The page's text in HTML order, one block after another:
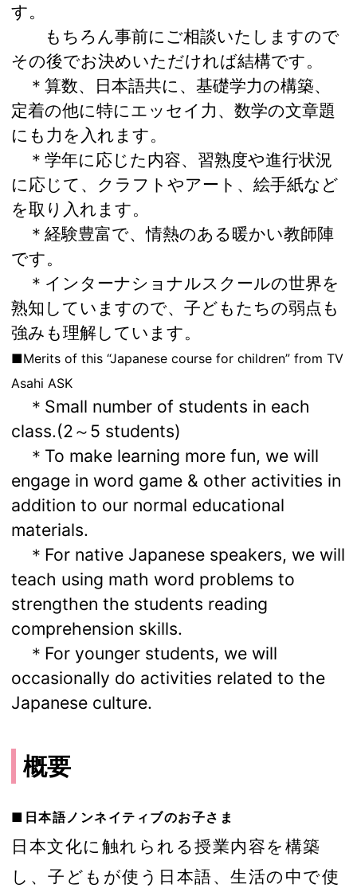
す。
もちろん事前にご相談いたしますので
その後でお決めいただければ結構です。
＊算数、日本語共に、基礎学力の構築、
定着の他に特にエッセイ力、数学の文章題
にも力を入れます。
＊学年に応じた内容、習熟度や進行状況
に応じて、クラフトやアート、絵手紙など
を取り入れます。
＊経験豊富で、情熱のある暖かい教師陣
です。
＊インターナショナルスクールの世界を
熟知していますので、子どもたちの弱点も
強みも理解しています。
■Merits of this “Japanese course for children” from TV
Asahi ASK
＊Small number of students in each
class.(2～5 students)
＊To make learning more fun, we will
engage in word game & other activities in
addition to our normal educational
materials.
＊For native Japanese speakers, we will
teach using math word problems to
strengthen the students reading
comprehension skills.
＊For younger students, we will
occasionally do activities related to the
Japanese culture.
概要
■日本語ノンネイティブのお子さま
日本文化に触れられる授業内容を構築
し、子どもが使う日本語、生活の中で使